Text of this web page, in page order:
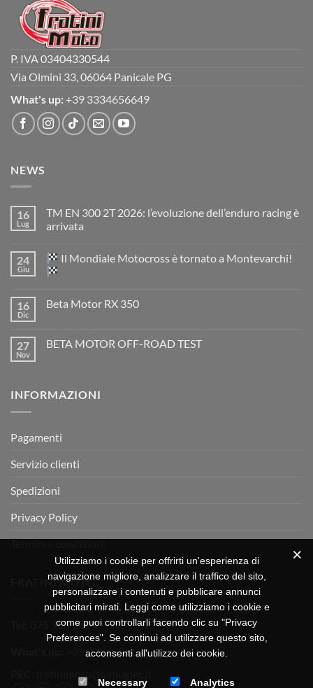
P. IVA 03404330544
Via Olmini 33, 06064 Panicale PG
What's up: +39 3334656649
NEWS
16
Lug
TM EN 300 2T 2026: l’evoluzione dell’enduro racing è
arrivata
su
TM
EN
2026:
è
arrivata
24
Giu
Il Mondiale Motocross è tornato a Montevarchi!
su
Motocross
è
16
Dic
Beta Motor RX 350
Beta
27
Nov
BETA MOTOR OFF-ROAD TEST
MOTOR
INFORMAZIONI
Pagamenti
Servizio clienti
Spedizioni
Privacy Policy
Termini e condizioni
FRATINI MOTO
075 518 1504
+39 3334656649
Utilizziamo i cookie per offrirti un'esperienza di
navigazione migliore, analizzare il traffico del sito,
personalizzare i contenuti e pubblicare annunci
pubblicitari mirati. Leggi come utilizziamo i cookie e
come puoi controllarli facendo clic su "Privacy
Preferences". Se continui ad utilizzare questo sito,
acconsenti all'utilizzo dei cookie.
Necessary Analytics